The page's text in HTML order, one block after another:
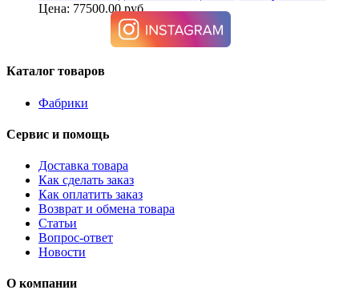
Цена: 77500.00 руб.
Каталог товаров
Фабрики
Сервис и помощь
Доставка товара
Как сделать заказ
Как оплатить заказ
Возврат и обмена товара
Статьи
Вопрос-ответ
Новости
О компании